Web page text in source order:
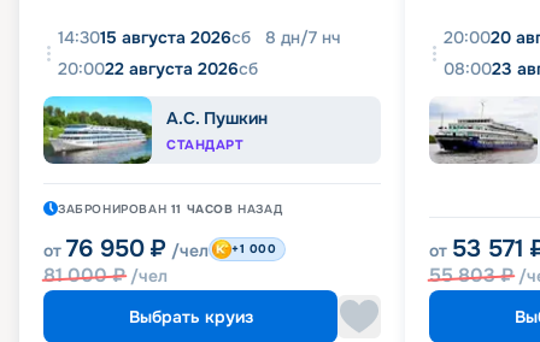
14:3015 августа 2026сб 8 дн/7 нч
20:0022 августа 2026сб
А.С. Пушкин
СТАНДАРТ
ЗАБРОНИРОВАН 11 ЧАСОВ НАЗАД
от 76 950 ₽ /чел
81 000₽ /чел
+1 000
Выбрать круиз
20:0020
08:0023
от 53 571
55 803₽ /